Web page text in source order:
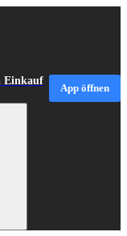
Einkauf
App öffnen